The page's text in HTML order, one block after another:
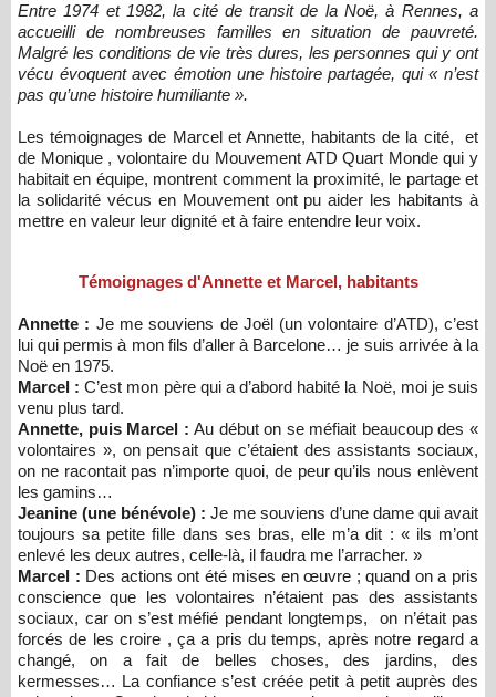
Entre 1974 et 1982, la cité de transit de la Noë, à Rennes, a
accueilli de nombreuses familles en situation de pauvreté.
Malgré les conditions de vie très dures, les personnes qui y ont
vécu évoquent avec émotion une histoire partagée, qui « n’est
pas qu’une histoire humiliante ».
Les témoignages de Marcel et Annette, habitants de la cité, et
de Monique , volontaire du Mouvement ATD Quart Monde qui y
habitait en équipe, montrent comment la proximité, le partage et
la solidarité vécus en Mouvement ont pu aider les habitants à
mettre en valeur leur dignité et à faire entendre leur voix.
Témoignages d'Annette et Marcel, habitants
Annette : Je me souviens de Joël (un volontaire d’ATD), c’est
lui qui permis à mon fils d’aller à Barcelone… je suis arrivée à la
Noë en 1975.
Marcel :C’est mon père qui a d’abord habité la Noë, moi je suis
venu plus tard.
Annette, puis Marcel : Au début on se méfiait beaucoup des «
volontaires », on pensait que c’étaient des assistants sociaux,
on ne racontait pas n’importe quoi, de peur qu’ils nous enlèvent
les gamins…
Jeanine (une bénévole) : Je me souviens d’une dame qui avait
toujours sa petite fille dans ses bras, elle m’a dit : « ils m’ont
enlevé les deux autres, celle-là, il faudra me l’arracher. »
Marcel : Des actions ont été mises en œuvre ; quand on a pris
conscience que les volontaires n’étaient pas des assistants
sociaux, car on s’est méfié pendant longtemps, on n’était pas
forcés de les croire , ça a pris du temps, après notre regard a
changé, on a fait de belles choses, des jardins, des
kermesses… La confiance s’est créée petit à petit auprès des